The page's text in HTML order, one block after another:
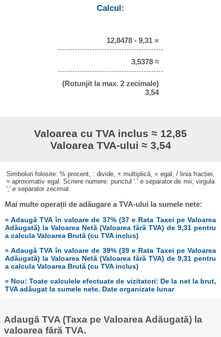
Calcul:
12,8478 - 9,31 =
3,5378 ≈
(Rotunjit la max. 2 zecimale)
3,54
Valoarea cu TVA inclus ≈ 12,85
Valoarea TVA-ului ≈ 3,54
Simboluri folosite: % procent, : divide, × multiplică, = egal, / linia fracției,
≈ aproximativ egal. Scriere numere: punctul '.' e separator de mii; virgula
',' e separator zecimal.
Mai multe operații de adăugare a TVA-ului la sumele nete:
» Adaugă TVA în valoare de 37% (37 e Rata Taxei pe Valoarea
Adăugată) la Valoarea Netă (Valoarea fără TVA) de 9,31 pentru
a calcula Valoarea Brută (cu TVA inclus)
» Adaugă TVA în valoare de 39% (39 e Rata Taxei pe Valoarea
Adăugată) la Valoarea Netă (Valoarea fără TVA) de 9,31 pentru
a calcula Valoarea Brută (cu TVA inclus)
» Nou: Toate calculele efectuate de vizitatori: De la net la brut,
TVA adăugat la sumele nete. Date organizate lunar
Adaugă TVA (Taxa pe Valoarea Adăugată) la
valoarea fără TVA.